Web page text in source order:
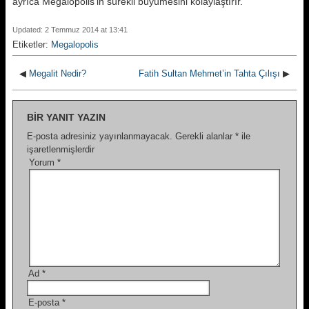
Updated: 2 Temmuz 2014 at 13:41
Etiketler: Megalopolis
◀ Megalit Nedir? Fatih Sultan Mehmet’in Tahta Çılışı ▶
BIR YANIT YAZIN
E-posta adresiniz yayınlanmayacak. Gerekli alanlar * ile
işaretlenmişlerdir
Yorum *
Ad *
E-posta *